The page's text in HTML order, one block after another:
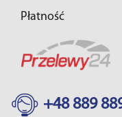
Płatność
+48 889